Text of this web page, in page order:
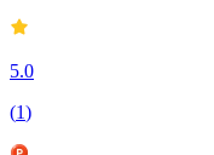
5.0
(1)